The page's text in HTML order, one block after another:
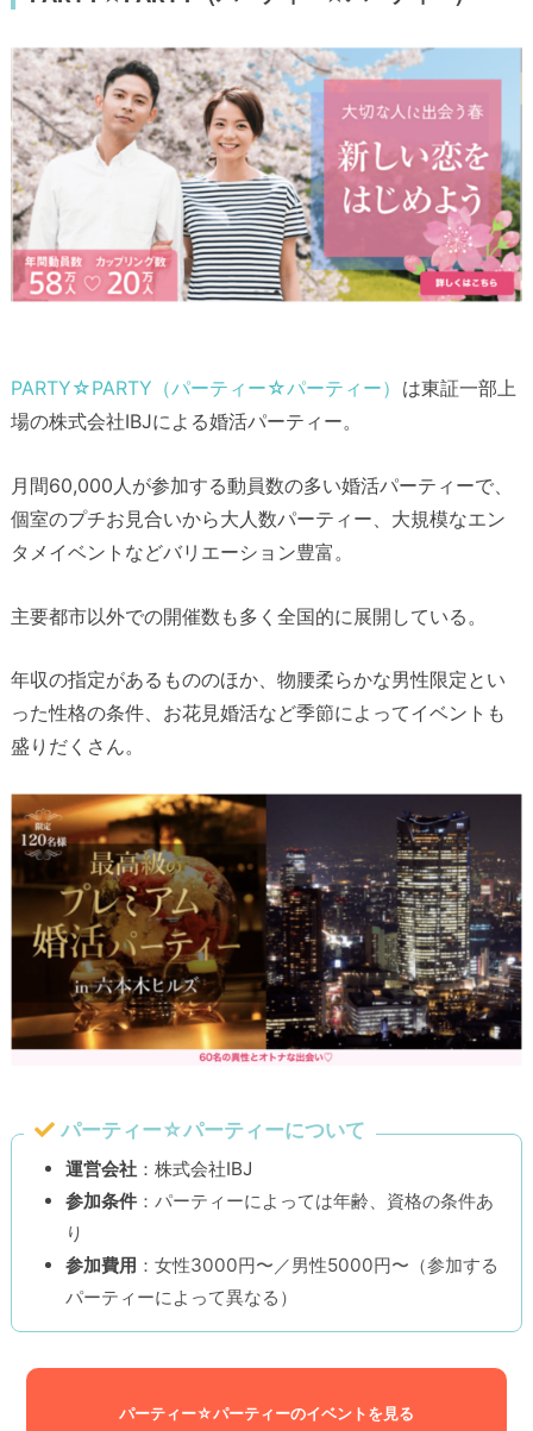
PARTY☆PARTY（パーティー☆パーティー） は東証一部上
場の株式会社IBJによる婚活パーティー。
月間60,000人が参加する動員数の多い婚活パーティーで、
個室のプチお見合いから大人数パーティー、大規模なエン
タメイベントなどバリエーション豊富。
主要都市以外での開催数も多く全国的に展開している。
年収の指定があるもののほか、物腰柔らかな男性限定とい
った性格の条件、お花見婚活など季節によってイベントも
盛りだくさん。
パーティー☆パーティーについて
運営会社 ：株式会社IBJ
参加条件 ：パーティーによっては年齢、資格の条件あ
り
参加費用 ：女性3000円〜／男性5000円〜（参加する
パーティーによって異なる）
パーティー☆パーティーのイベントを見る